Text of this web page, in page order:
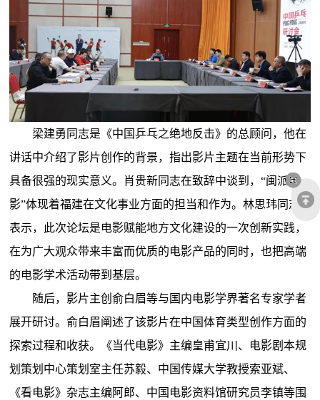
梁建勇同志是《中国乒乓之绝地反击》的总顾问，他在
讲话中介绍了影片创作的背景，指出影片主题在当前形势下
具备很强的现实意义。肖贵新同志在致辞中谈到，“闽派电
影”体现着福建在文化事业方面的担当和作为。林思玮同志
表示，此次论坛是电影赋能地方文化建设的一次创新实践，
在为广大观众带来丰富而优质的电影产品的同时，也把高端
的电影学术活动带到基层。
随后，影片主创俞白眉等与国内电影学界著名专家学者
展开研讨。俞白眉阐述了该影片在中国体育类型创作方面的
探索过程和收获。《当代电影》主编皇甫宜川、电影剧本规
划策划中心策划室主任苏毅、中国传媒大学教授索亚斌、
《看电影》杂志主编阿郎、中国电影资料馆研究员李镇等围